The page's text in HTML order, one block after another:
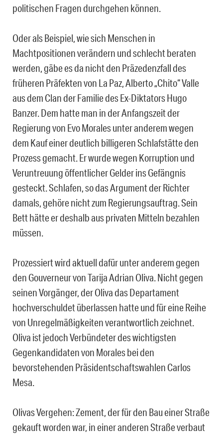
politischen Fragen durchgehen können.
Oder als Beispiel, wie sich Menschen in
Machtpositionen verändern und schlecht beraten
werden, gäbe es da nicht den Präzedenzfall des
früheren Präfekten von La Paz, Alberto „Chito“ Valle
aus dem Clan der Familie des Ex-Diktators Hugo
Banzer. Dem hatte man in der Anfangszeit der
Regierung von Evo Morales unter anderem wegen
dem Kauf einer deutlich billigeren Schlafstätte den
Prozess gemacht. Er wurde wegen Korruption und
Veruntreuung öffentlicher Gelder ins Gefängnis
gesteckt. Schlafen, so das Argument der Richter
damals, gehöre nicht zum Regierungsauftrag. Sein
Bett hätte er deshalb aus privaten Mitteln bezahlen
müssen.
Prozessiert wird aktuell dafür unter anderem gegen
den Gouverneur von Tarija Adrian Oliva. Nicht gegen
seinen Vorgänger, der Oliva das Departament
hochverschuldet überlassen hatte und für eine Reihe
von Unregelmäßigkeiten verantwortlich zeichnet.
Oliva ist jedoch Verbündeter des wichtigsten
Gegenkandidaten von Morales bei den
bevorstehenden Präsidentschaftswahlen Carlos
Mesa.
Olivas Vergehen: Zement, der für den Bau einer Straße
gekauft worden war, in einer anderen Straße verbaut